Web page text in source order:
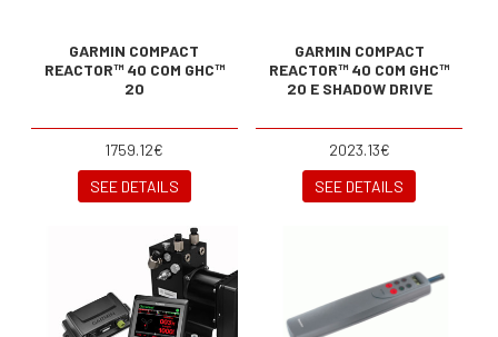
GARMIN COMPACT
REACTOR™ 40 COM GHC™
20
1759.12€
SEE DETAILS
GARMIN COMPACT
REACTOR™ 40 COM GHC™
20 E SHADOW DRIVE
2023.13€
SEE DETAILS